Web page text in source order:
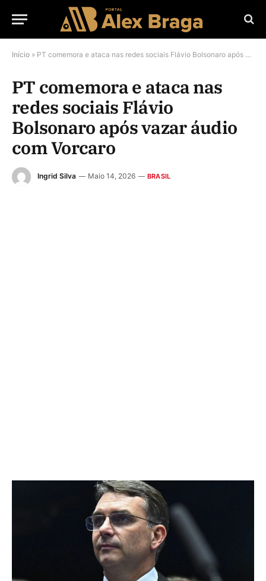
Início » PT comemora e ataca nas redes sociais Flávio Bolsonaro após vazar áudio com Vorcaro
PT comemora e ataca nas
redes sociais Flávio
Bolsonaro após vazar áudio
com Vorcaro
Ingrid Silva Maio 14, 2026 BRASIL